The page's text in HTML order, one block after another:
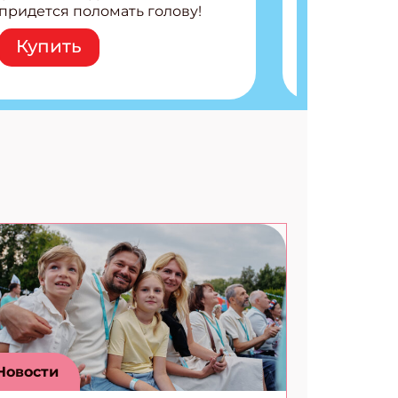
придется поломать голову!
Внутри: Шифры и
расшифровки Плетем
запутанные поделки
коды 3 комикса
Купить